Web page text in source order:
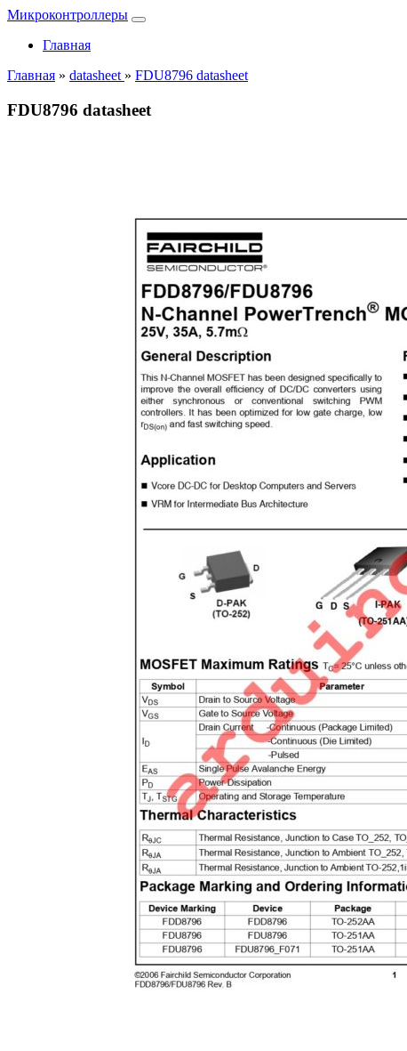
Микроконтроллеры
Главная
Главная » datasheet » FDU8796 datasheet
FDU8796 datasheet